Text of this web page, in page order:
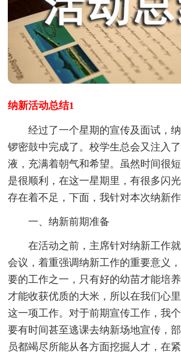
纳新活动总结1
经过了一个星期的宣传及面试，纳
锣密鼓中完成了。校学生总会又注入
液，充满着朝气和希望。虽然时间很
是很顺利，在这一星期里，有很多闪
存在着不足，下面，我针对本次纳新作
一、纳新前期准备
在活动之前，主席针对纳新工作就
会议，着重强调纳新工作的重要意义
要的工作之一，只有好的幼苗才能培
才能收获优质的大米，所以在我们心
这一项工作。对于前期宣传工作，我
要有时间甚至逃课去纳新场地宣传，
员都竭尽所能从各方面挖掘人才，在